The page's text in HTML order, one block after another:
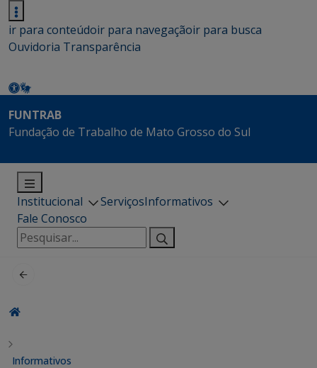
ir para conteúdoir para navegaçãoir para busca
Ouvidoria Transparência
FUNTRAB
Fundação de Trabalho de Mato Grosso do Sul
Institucional ServiçosInformativos
Fale Conosco
Pesquisar
por:
Informativos